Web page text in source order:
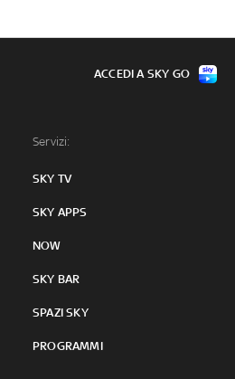
Servizi:
SKY TV
SKY APPS
NOW
SKY BAR
SPAZI SKY
PROGRAMMI
ACCEDI A SKY GO